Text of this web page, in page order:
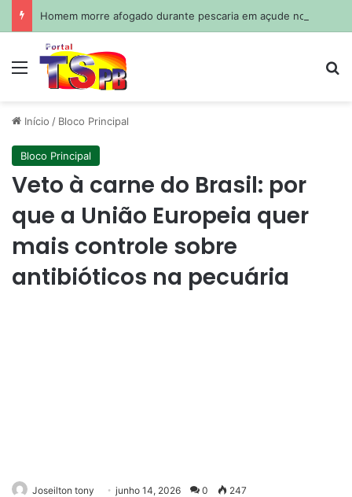
Menu
Início / Bloco Principal
Bloco Principal
Veto à carne do Brasil: por
que a União Europeia quer
mais controle sobre
antibióticos na pecuária
Joseilton tony junho 14, 2026 0 247